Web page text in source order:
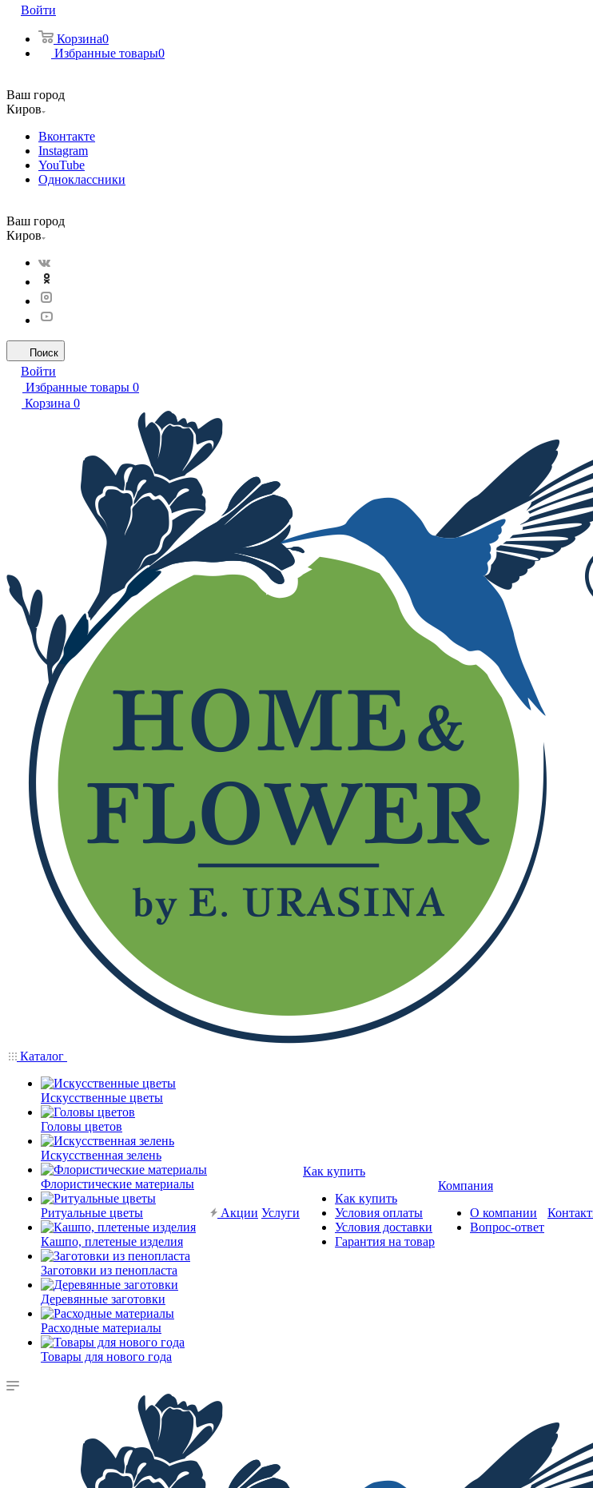
Войти
Корзина0
Избранные товары0
Ваш город
Киров
Вконтакте
Instagram
YouTube
Одноклассники
Ваш город
Киров
Поиск
Войти
Избранные товары 0
Корзина 0
Каталог
Искусственные цветы
Головы цветов
Искусственная зелень
Флористические материалы
Ритуальные цветы
Кашпо, плетеные изделия
Заготовки из пенопласта
Деревянные заготовки
Расходные материалы
Товары для нового года
Акции Услуги
Как купить
Как купить
Условия оплаты
Условия доставки
Гарантия на товар
Компания
О компании
Вопрос-ответ